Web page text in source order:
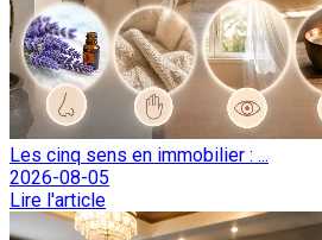
Les cinq sens en immobilier : ...
2026-08-05
Lire l'article